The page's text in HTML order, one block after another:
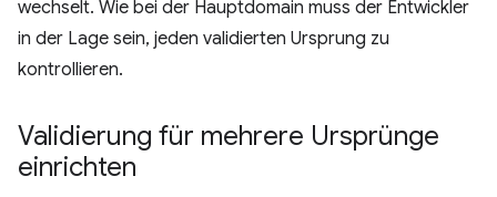
wechselt. Wie bei der Hauptdomain muss der Entwickler
in der Lage sein, jeden validierten Ursprung zu
kontrollieren.
Validierung für mehrere Ursprünge
einrichten